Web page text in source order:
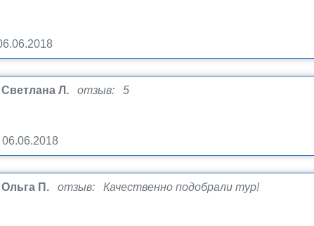
Светлана Л.
отзыв: 5
06.06.2018
Ольга П.
отзыв: Качественно подобрали тур!